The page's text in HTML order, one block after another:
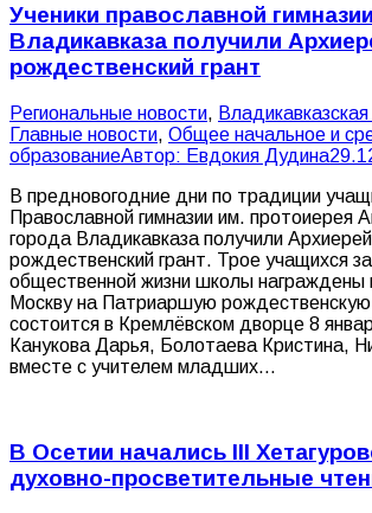
Ученики православной гимназии
Владикавказа получили
рождественский грант
Pегиональные новости,
Главные новости, Общее начальное и
образованиеАвтор: Евдокия Дудина
В предновогодние дни по традиции
Православной гимназии им. протоиерея
города Владикавказа получили
рождественский грант. Трое учащихся
общественной жизни школы награждены
Москву на Патриаршую рождественскую
состоится в Кремлёвском дворце 8
Канукова Дарья, Болотаева Кристина,
вместе с учителем младших…
В Осетии начались III
духовно-просветительные